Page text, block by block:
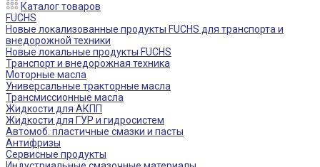
Каталог товаров
FUCHS
Новые локализованные продукты FUCHS для транспорта и
внедорожной техники
Новые локальные продукты FUCHS
Транспорт и внедорожная техника
Моторные масла
Универсальные тракторные масла
Трансмиссионные масла
Жидкости для АКПП
Жидкости для ГУР и гидросистем
Автомоб. пластичные смазки и пасты
Антифризы
Сервисные продукты